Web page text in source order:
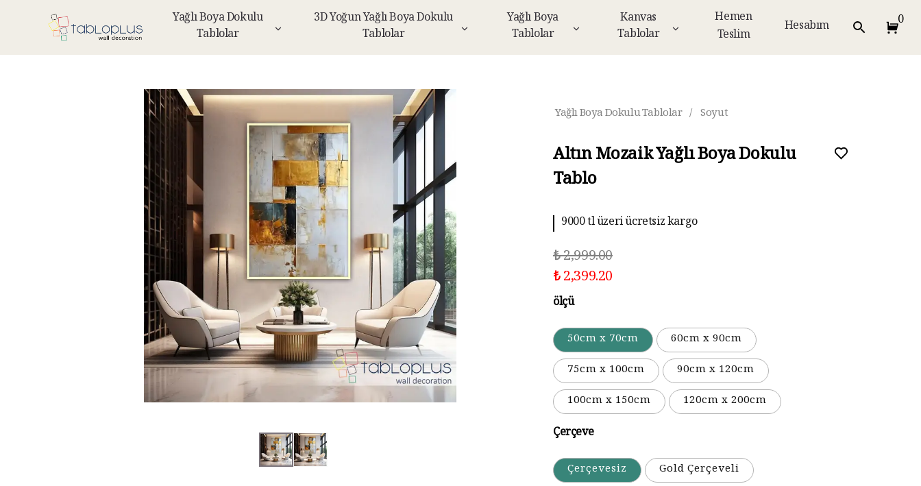
Yağlı Boya Dokulu
Tablolar
3D Yoğun Yağlı Boya Dokulu
Tablolar
Yağlı Boya
Tablolar
Kanvas
Tablolar
Hemen
Teslim
Hesabım 0
Yağlı Boya Dokulu Tablolar / Soyut
Altın Mozaik Yağlı Boya Dokulu
Tablo
9000 tl üzeri ücretsiz kargo
₺ 2,999.00
₺ 2,399.20
ölçü
50cm x 70cm
60cm x 90cm
75cm x 100cm
90cm x 120cm
100cm x 150cm
120cm x 200cm
Çerçeve
Çerçevesiz
Gold Çerçeveli